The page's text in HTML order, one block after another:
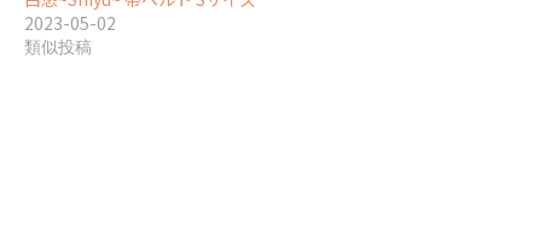
2023-05-02
類似投稿